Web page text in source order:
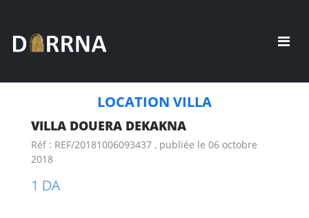
LOCATION VILLA
VILLA DOUERA DEKAKNA
Réf : REF/20181006093437 , publiée le 06 octobre
2018
1 DA